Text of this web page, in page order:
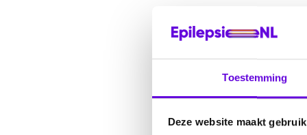
Toestemming
Deze website maakt
Uiteindelijk trok ik aan
Ik ben nu 25 jaar en
onderzoek. Maar één
stap voor stap.
#DOORGAAN!